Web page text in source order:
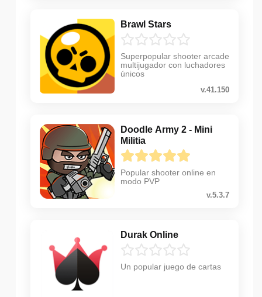
Brawl Stars
Superpopular shooter arcade
multijugador con luchadores
únicos
v.41.150
Doodle Army 2 - Mini
Militia
Popular shooter online en
modo PVP
v.5.3.7
Durak Online
Un popular juego de cartas